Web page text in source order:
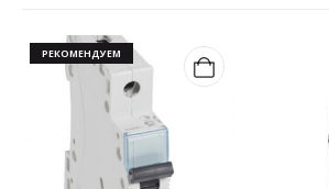
РЕКОМЕНДУЕМ